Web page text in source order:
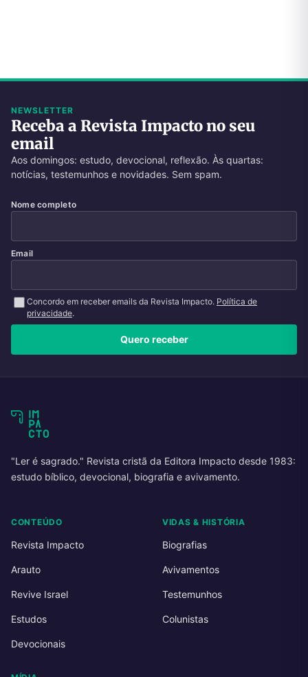
NEWSLETTER
Receba a Revista Impacto no seu
email
Aos domingos: estudo, devocional, reflexão. Às quartas:
notícias, testemunhos e novidades. Sem spam.
Nome completo
Email
Concordo em receber emails da Revista Impacto. Política de
privacidade.
Quero receber
"Ler é sagrado." Revista cristã da Editora Impacto desde 1983:
estudo bíblico, devocional, biografia e avivamento.
CONTEÚDO
Revista Impacto
Arauto
Revive Israel
Estudos
Devocionais
VIDAS & HISTÓRIA
Biografias
Avivamentos
Testemunhos
Colunistas